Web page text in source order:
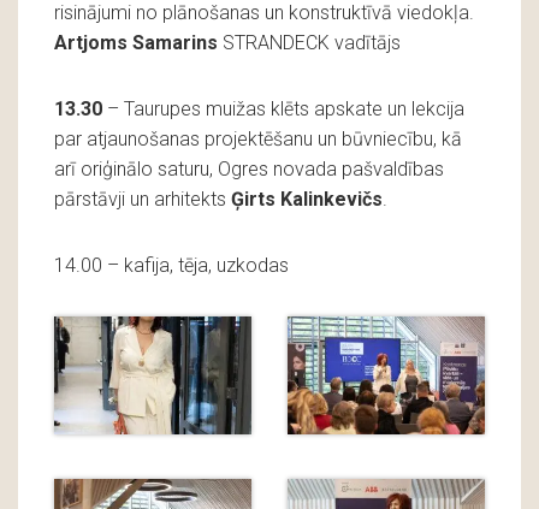
risinājumi no plānošanas un konstruktīvā viedokļa.
Artjoms Samarins STRANDECK vadītājs
13.30 – Taurupes muižas klēts apskate un lekcija
par atjaunošanas projektēšanu un būvniecību, kā
arī oriģinālo saturu, Ogres novada pašvaldības
pārstāvji un arhitekts Ģirts Kalinkevičs.
14.00 – kafija, tēja, uzkodas